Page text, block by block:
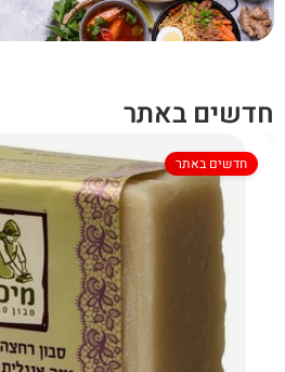
חדשים באתר
חדשים באתר